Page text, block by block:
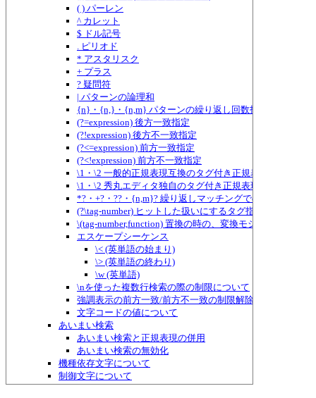
( ) パーレン
^ カレット
$ ドル記号
. ピリオド
* アスタリスク
+ プラス
? 疑問符
| パターンの論理和
{n}・{n,}・{n,m} パターンの繰り返し回数指定
(?=expression) 後方一致指定
(?!expression) 後方不一致指定
(?<=expression) 前方一致指定
(?<!expression) 前方不一致指定
\1・\2 一般的正規表現互換のタグ付き正規表現
\1・\2 秀丸エディタ独自のタグ付き正規表現
*?・+?・??・{n,m}? 繰り返しマッチングでのものぐさ指定
(?\tag-number) ヒットした扱いにするタグ指定
\(tag-number,function) 置換の時の、変換モジュールによる
エスケープシーケンス
\< (英単語の始まり)
\> (英単語の終わり)
\w (英単語)
\nを使った複数行検索の際の制限について
強調表示の前方一致/前方不一致の制限解除
文字コードの値について
あいまい検索
あいまい検索と正規表現の併用
あいまい検索の無効化
機種依存文字について
制御文字について